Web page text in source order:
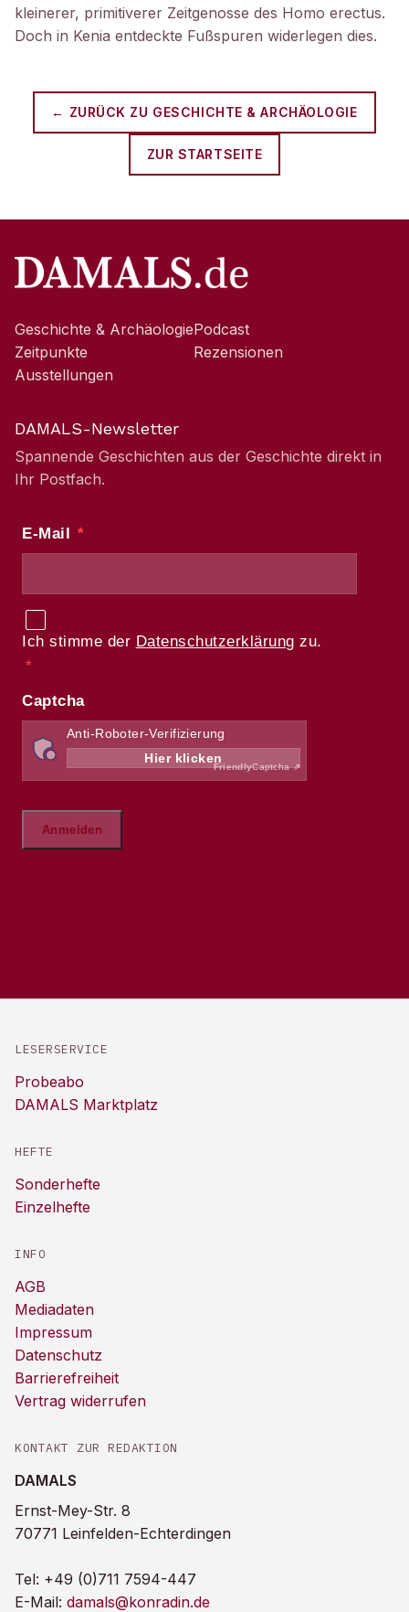
kleinerer, primitiverer Zeitgenosse des Homo erectus.
Doch in Kenia entdeckte Fußspuren widerlegen dies.
← ZURÜCK ZU GESCHICHTE & ARCHÄOLOGIE
ZUR STARTSEITE
Geschichte & Archäologie
Zeitpunkte
Ausstellungen
Podcast
Rezensionen
DAMALS-Newsletter
Spannende Geschichten aus der Geschichte direkt in
Ihr Postfach.
LESERSERVICE
Probeabo
DAMALS Marktplatz
HEFTE
Sonderhefte
Einzelhefte
INFO
AGB
Mediadaten
Impressum
Datenschutz
Barrierefreiheit
Vertrag widerrufen
KONTAKT ZUR REDAKTION
DAMALS
Ernst-Mey-Str. 8
70771 Leinfelden-Echterdingen
Tel: +49 (0)711 7594-447
E-Mail: damals@konradin.de